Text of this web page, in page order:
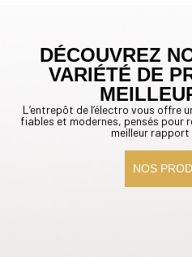
DÉCOUVREZ
VARIÉTÉ DE
L’entrepôt de l’électro vous offre
fiables et modernes, pensés pour
meilleur
NOS